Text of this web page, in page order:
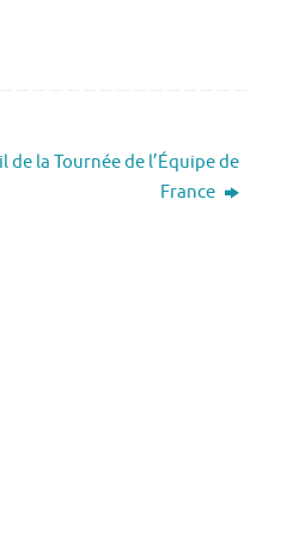
de la Tournée de l’Équipe de
France